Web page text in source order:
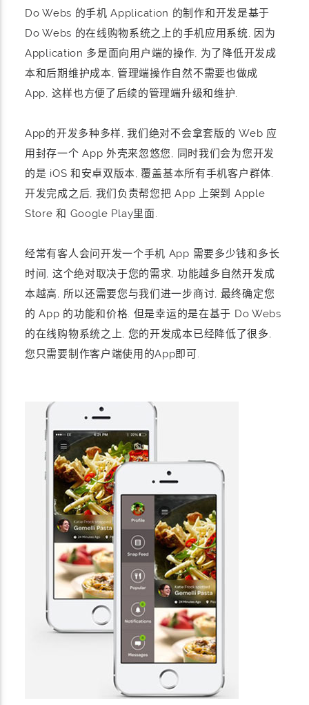
Do Webs 的手机 Application 的制作和开发是基于
Do Webs 的在线购物系统之上的手机应用系统, 因为
Application 多是面向用户端的操作, 为了降低开发成
本和后期维护成本, 管理端操作自然不需要也做成
App, 这样也方便了后续的管理端升级和维护.
App的开发多种多样, 我们绝对不会拿套版的 Web 应
用封存一个 App 外壳来忽悠您, 同时我们会为您开发
的是 iOS 和安卓双版本, 覆盖基本所有手机客户群体.
开发完成之后, 我们负责帮您把 App 上架到 Apple
Store 和 Google Play里面.
经常有客人会问开发一个手机 App 需要多少钱和多长
时间, 这个绝对取决于您的需求, 功能越多自然开发成
本越高, 所以还需要您与我们进一步商讨, 最终确定您
的 App 的功能和价格. 但是幸运的是在基于 Do Webs
的在线购物系统之上, 您的开发成本已经降低了很多,
您只需要制作客户端使用的App即可.